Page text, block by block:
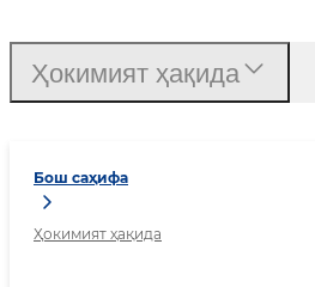
Бош саҳифа
Ҳокимият ҳақида
Ҳокимият ҳақида